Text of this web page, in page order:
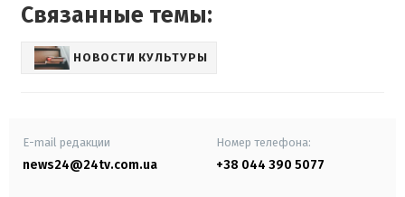
Связанные темы:
НОВОСТИ КУЛЬТУРЫ
E-mail редакции
news24@24tv.com.ua
Номер телефона:
+38 044 390 5077